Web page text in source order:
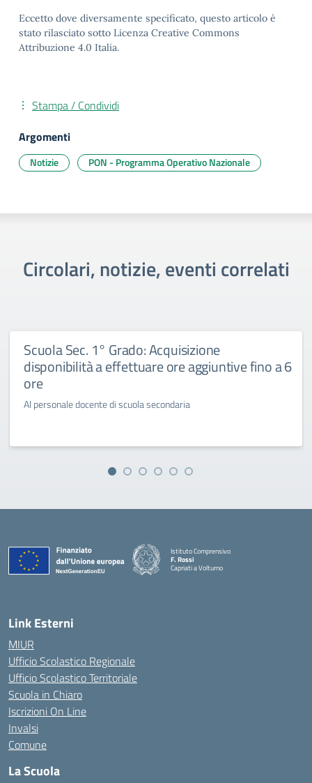
Eccetto dove diversamente specificato, questo articolo è
stato rilasciato sotto Licenza Creative Commons
Attribuzione 4.0 Italia.
Stampa / Condividi
Argomenti
Notizie PON - Programma Operativo Nazionale
Circolari, notizie, eventi correlati
Scuola Sec. 1° Grado: Acquisizione
disponibilità a effettuare ore aggiuntive fino a 6
ore
Al personale docente di scuola secondaria
Istituto Comprensivo
F. Rossi
Capriati a Volturno
— Visita la pagina iniziale della scuola
Link Esterni
MIUR
Ufficio Scolastico Regionale
Ufficio Scolastico Territoriale
Scuola in Chiaro
Iscrizioni On Line
Invalsi
Comune
La Scuola